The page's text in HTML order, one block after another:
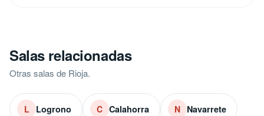
Salas relacionadas
Otras salas de Rioja.
L Logrono C Calahorra N Navarrete